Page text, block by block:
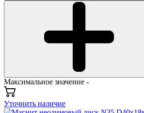
Максимальное значение -
Уточнить наличие